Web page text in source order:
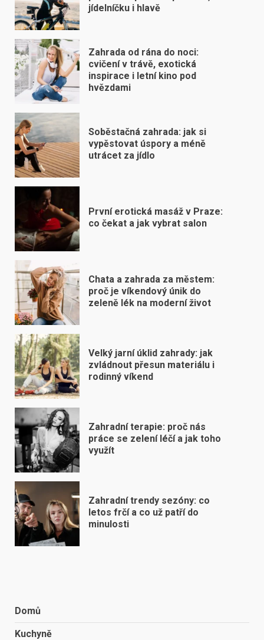
jídelníčku i hlavě
Zahrada od rána do noci:
cvičení v trávě, exotická
inspirace i letní kino pod
hvězdami
Soběstačná zahrada: jak si
vypěstovat úspory a méně
utrácet za jídlo
První erotická masáž v Praze:
co čekat a jak vybrat salon
Chata a zahrada za městem:
proč je víkendový únik do
zeleně lék na moderní život
Velký jarní úklid zahrady: jak
zvládnout přesun materiálu i
rodinný víkend
Zahradní terapie: proč nás
práce se zelení léčí a jak toho
využít
Zahradní trendy sezóny: co
letos frčí a co už patří do
minulosti
Domů
Kuchyně